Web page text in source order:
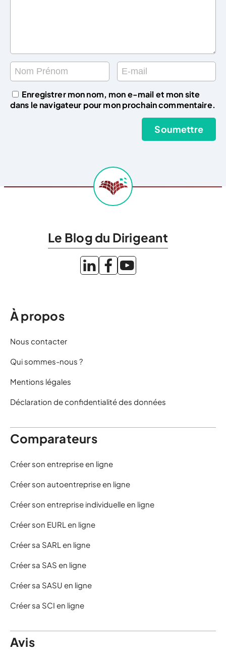
Enregistrer mon nom, mon e-mail et mon site
dans le navigateur pour mon prochain commentaire.
Le Blog du Dirigeant
À propos
Nous contacter
Qui sommes-nous ?
Mentions légales
Déclaration de confidentialité des données
Comparateurs
Créer son entreprise en ligne
Créer son autoentreprise en ligne
Créer son entreprise individuelle en ligne
Créer son EURL en ligne
Créer sa SARL en ligne
Créer sa SAS en ligne
Créer sa SASU en ligne
Créer sa SCI en ligne
Avis